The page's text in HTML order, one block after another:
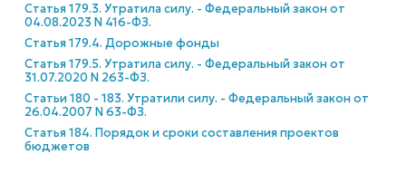
Статья 179.3. Утратила силу. - Федеральный закон от
04.08.2023 N 416-ФЗ.
Статья 179.4. Дорожные фонды
Статья 179.5. Утратила силу. - Федеральный закон от
31.07.2020 N 263-ФЗ.
Статьи 180 - 183. Утратили силу. - Федеральный закон от
26.04.2007 N 63-ФЗ.
Статья 184. Порядок и сроки составления проектов
бюджетов